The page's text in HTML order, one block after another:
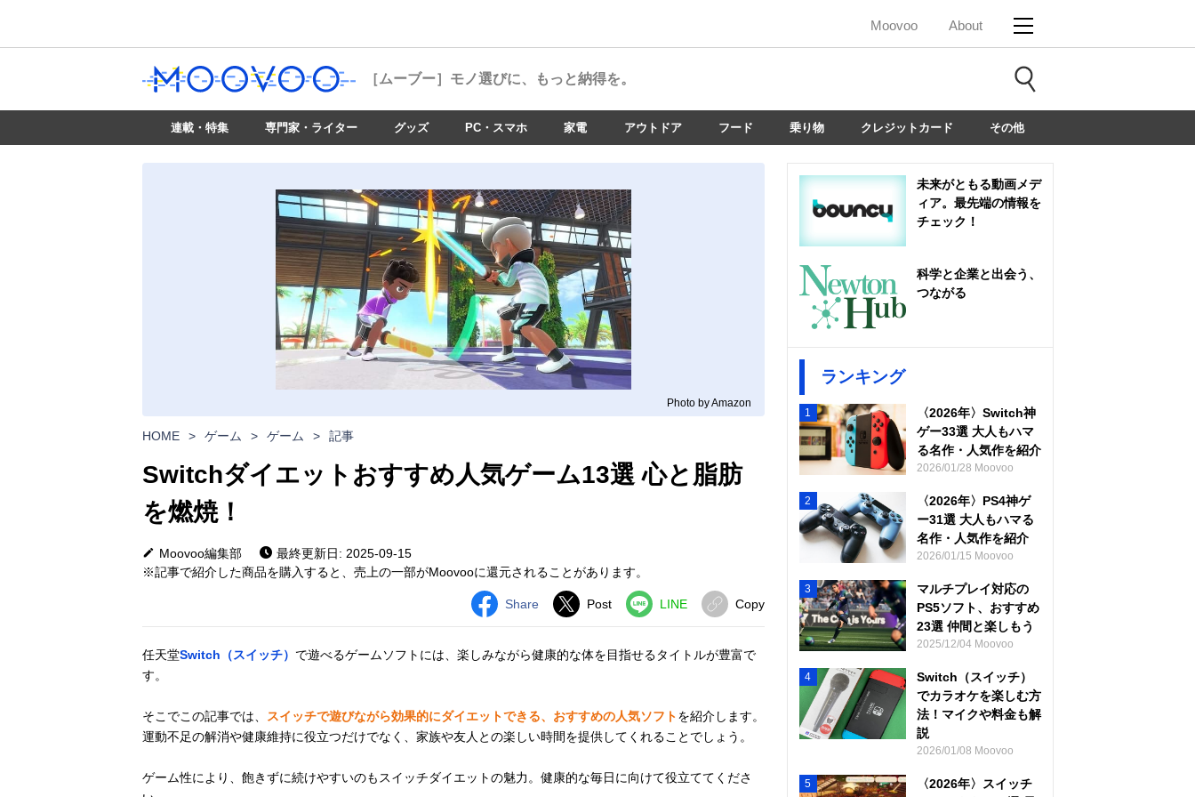
Moovoo About
［ムーブー］ モノ選びに、もっと納得を。
連載・特集 専門家・ライター グッズ PC・スマホ 家電 アウトドア フード 乗り物 クレジットカード その他
Photo by Amazon
HOME > ゲーム > ゲーム > 記事
Switchダイエットおすすめ人気ゲーム13選 心と脂肪
を燃焼！
Moovoo編集部
最終更新日: 2025-09-15
※記事で紹介した商品を購入すると、売上の一部がMoovooに還元されることがあります。
Share Post LINE Copy
任天堂Switch（スイッチ） で遊べるゲームソフトには、楽しみながら健康的な体を目指せるタイトルが豊富で
す。
そこでこの記事では、 スイッチで遊びながら効果的にダイエットできる、おすすめの人気ソフトを紹介します。
運動不足の解消や健康維持に役立つだけでなく、家族や友人との楽しい時間を提供してくれることでしょう。
ゲーム性により、飽きずに続けやすいのもスイッチダイエットの魅力。健康的な毎日に向けて役立ててくださ
未来がともる動画メデ
ィア。最先端の情報を
チェック！
科学と企業と出会う、
つながる
ランキング
1
〈2026年〉Switch神
ゲー33選 大人もハマ
る名作・人気作を紹介
2026/01/28 Moovoo
2
〈2026年〉PS4神ゲ
ー31選 大人もハマる
名作・人気作を紹介
2026/01/15 Moovoo
3
マルチプレイ対応の
PS5ソフト、おすすめ
23選 仲間と楽しもう
2025/12/04 Moovoo
4
Switch（スイッチ）
でカラオケを楽しむ方
法！マイクや料金も解
説
2026/01/08 Moovoo
5
〈2026年〉スイッチ